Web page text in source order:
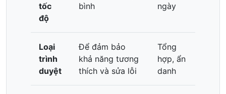
tốc
độ
bình
ngày
Loại
trình
duyệt
Để đảm bảo
khả năng tương
thích và sửa lỗi
Tổng
hợp, ẩn
danh